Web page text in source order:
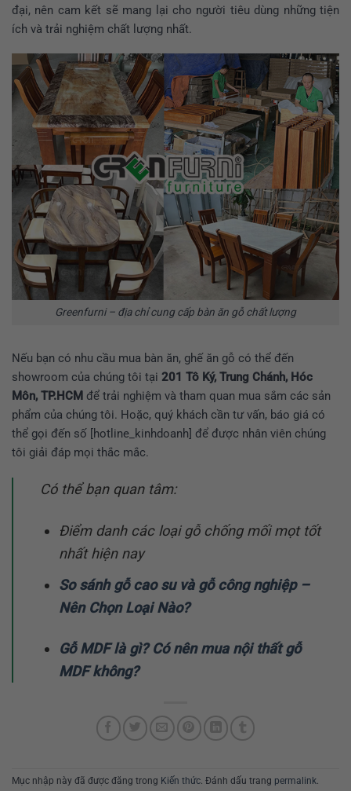
đại, nên cam kết sẽ mang lại cho người tiêu dùng những tiện
ích và trải nghiệm chất lượng nhất.
Greenfurni – địa chỉ cung cấp bàn ăn gỗ chất lượng
Nếu bạn có nhu cầu mua bàn ăn, ghế ăn gỗ có thể đến
showroom của chúng tôi tại 201 Tô Ký, Trung Chánh, Hóc
Môn, TP.HCM để trải nghiệm và tham quan mua sắm các sản
phẩm của chúng tôi. Hoặc, quý khách cần tư vấn, báo giá có
thể gọi đến số [hotline_kinhdoanh] để được nhân viên chúng
tôi giải đáp mọi thắc mắc.
Có thể bạn quan tâm:
Điểm danh các loại gỗ chống mối mọt tốt
nhất hiện nay
So sánh gỗ cao su và gỗ công nghiệp –
Nên Chọn Loại Nào?
Gỗ MDF là gì? Có nên mua nội thất gỗ
MDF không?
Mục nhập này đã được đăng trong Kiến thức. Đánh dấu trang permalink.